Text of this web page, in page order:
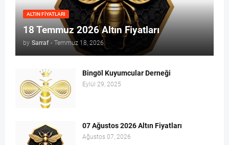
ALTIN FIYATLARI
18 Temmuz 2026 Altın Fiyatları
by Sarraf - Temmuz 18, 2026
Bingöl Kuyumcular Derneği
Eylül 29, 2025
07 Ağustos 2026 Altın Fiyatları
Ağustos 07, 2026